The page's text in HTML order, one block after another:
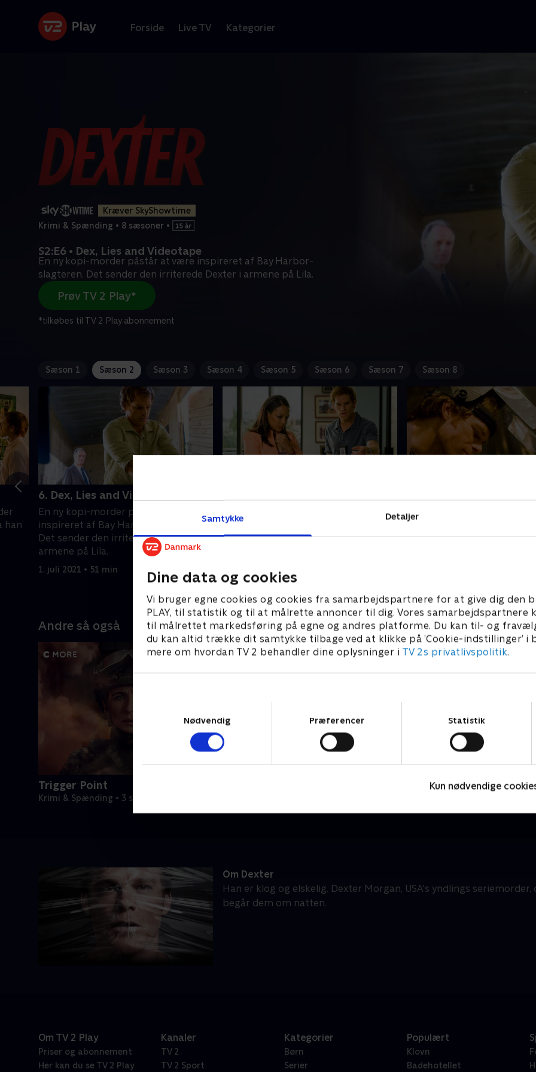
Samtykke Detaljer
Dine data og cookies
Vi bruger egne cookies og cookies fra samarbejdspartnere for at give dig den
PLAY, til statistik og til at målrette annoncer til dig. Vores samarbejdspartnere
til målrettet markedsføring på egne og andres platforme. Du kan til- og
du kan altid trække dit samtykke tilbage ved at klikke på ’Cookie-indstillinger’ i
mere om hvordan TV 2 behandler dine oplysninger i TV 2s privatlivspolitik.
Nødvendig
Præferencer Statistik
Kun nødvendige
Forside Live TV Kategorier
Kræver SkyShowtime
Krimi & Spænding • 8 sæsoner •
S2:E6 • Dex, Lies and Videotape
En ny kopi-morder påstår at være inspireret af Bay Harbor-
slagteren. Det sender den irriterede Dexter i armene på Lila.
Prøv TV 2 Play*
*tilkøbes til TV 2 Play abonnement
Sæson 1 Sæson 2 Sæson 3 Sæson 4 Sæson 5 Sæson 6 Sæson 7 Sæson 8
han
6. Dex, Lies and Videotape
En ny kopi-morder påstår at være
inspireret af Bay Harbor-slagteren.
Det sender den irriterede Dexter i
armene på Lila.
1. juli 2021 • 51 min
Harbor-slagteren leder
specialstyrken, der skal fange ham,
1. juli 2021 • 53 min
Dexter beslutter, at Lila har
sig for meget til ham. Han
Andre så også
Trigger Point
Krimi & Spænding • 3 sæsoner
Om Dexter
Han er klog og elskelig. Dexter Morgan, USA's yndlings
begår dem om natten.
Om TV 2 Play
Priser og abonnement
Her kan du se TV 2 Play
Kanaler
TV 2
TV 2 Sport
Kategorier
Børn
Serier
Populært
Klovn
Badehotellet